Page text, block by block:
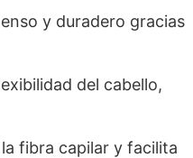
y duradero gracias
del cabello,
fibra capilar y facilita